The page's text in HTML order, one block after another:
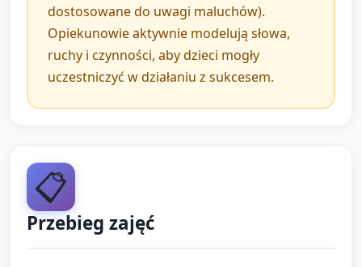
dostosowane do uwagi maluchów).
Opiekunowie aktywnie modelują słowa,
ruchy i czynności, aby dzieci mogły
uczestniczyć w działaniu z sukcesem.
📋
Przebieg zajęć